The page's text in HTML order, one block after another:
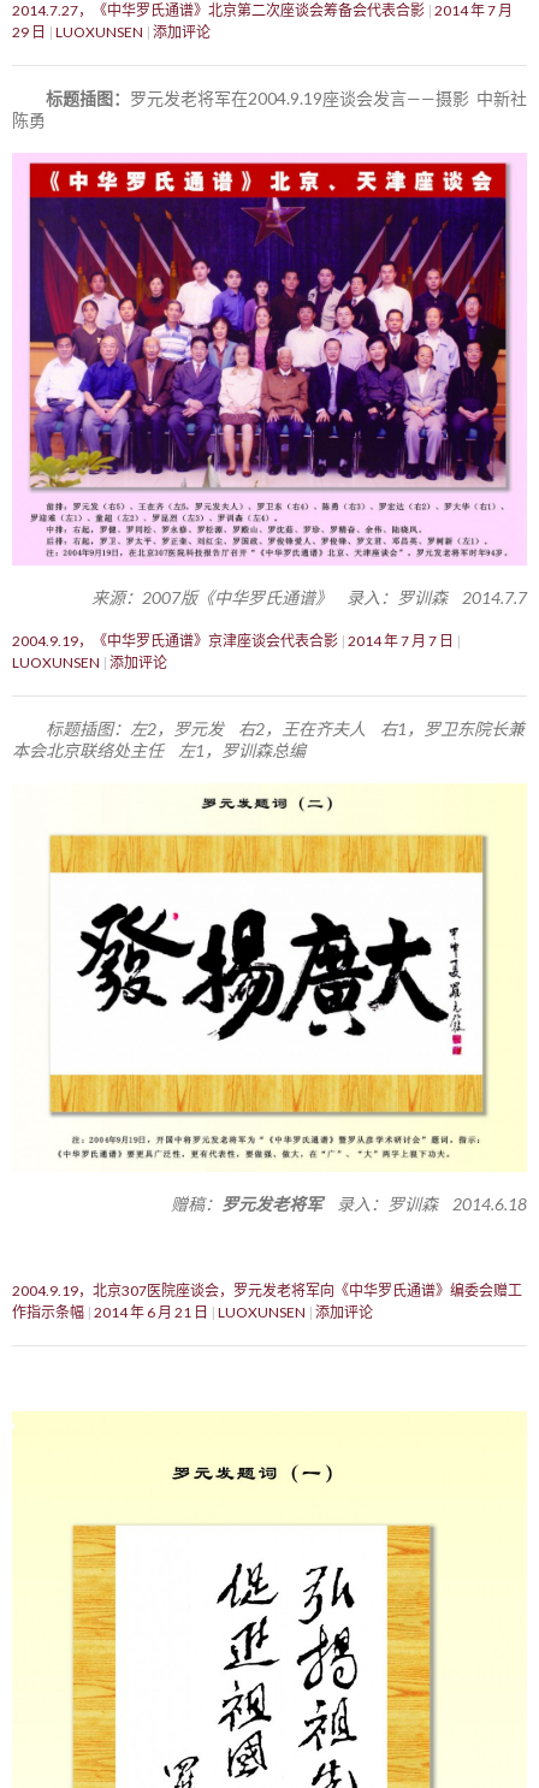
2014.7.27，《中华罗氏通谱》北京第二次座谈会筹备会代表合影 2014 年 7 月
29 日
LUOXUNSEN 添加评论
标题插图： 罗元发老将军在2004.9.19座谈会发言——摄影 中新社
陈勇
来源：2007版《中华罗氏通谱》 录入：罗训森 2014.7.7
2004.9.19，《中华罗氏通谱》京津座谈会代表合影 2014 年 7 月 7 日
LUOXUNSEN 添加评论
标题插图：左2，罗元发 右2，王在齐夫人 右1，罗卫东院长兼
本会北京联络处主任 左1，罗训森总编
赠稿： 罗元发老将军录入：罗训森 2014.6.18
2004.9.19，北京307医院座谈会，罗元发老将军向《中华罗氏通谱》编委会赠工
作指示条幅 2014 年 6 月 21 日 LUOXUNSEN 添加评论